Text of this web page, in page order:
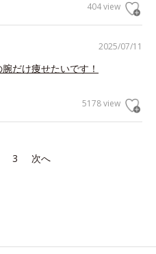
404 view
2025/07/11
だけ痩せたいです！
5178 view
3 次へ